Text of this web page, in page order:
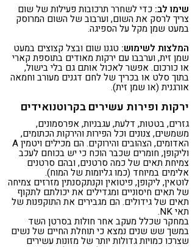
שימו לב: כדי לשחרר תרכובות פעילות של שום
צריך לרסק את השום, וערבוב של השום המרוסק
במעט שמן מקל על הספיגה.
המלצות לשימוש: טגנו שום ובצל קצוצים במעט
שמן זית, וערבבו עם ירקות מאודים בתוספת קארי
או כורכום. אפשר לאכול אותם גם בלי בישול,
בתוך סלט או בכריך של לחם דגנים מעורב וחמאה
אורגנית (או שמן זית).
ירקות ופירות עשירים בקרוטנואידים
גזרים, בטטות, דלעת, עגבניות, אפרסמונים,
משמשים, צנונים וכל הפירות והירקות הכתומים,
האדומים, הצהובים והירוקים. הם מכילים ויטמין A
וליקופן, חומרים שכבר הוכח כי יש בכוחם לעכב
צמיחת תאים של כמה סרטנים, ובהם סרטנים
אלימים במיוחד (כמו גליומות של המוח).
לוטאין, ליקופן, פיטואין וקנתקסנתין מזרזים צמיחה
של תאים חיסוניים ומגדילים את יכולתם לתקוף
תאים של גידולים. הם מגבירים את התוקפנות של
תאי NK.
במחקר שכלל מעקב אחר חולות בסרטן השד
במשך שש שנים נמצא כי תוחלת החיים של נשים
שצרכו כמויות גדולות יותר של מזונות עשירים